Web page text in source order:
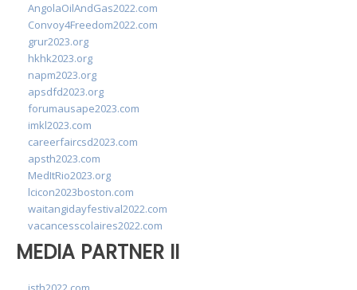
AngolaOilAndGas2022.com
Convoy4Freedom2022.com
grur2023.org
hkhk2023.org
napm2023.org
apsdfd2023.org
forumausape2023.com
imkl2023.com
careerfaircsd2023.com
apsth2023.com
MedItRio2023.org
lcicon2023boston.com
waitangidayfestival2022.com
vacancesscolaires2022.com
MEDIA PARTNER II